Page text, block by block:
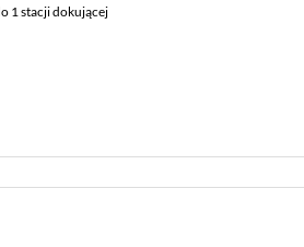
1 stacji dokującej